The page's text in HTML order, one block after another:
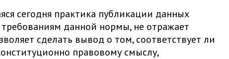
сегодня практика публикации данных
требованиям данной нормы, не отражает
сделать вывод о том, соответствует ли
правовому смыслу,